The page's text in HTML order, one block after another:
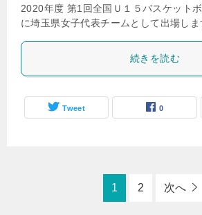
2020年度 第1回全国Ｕ１５バスケットボ
に埼玉県女子代表チームとして出場し
続きを読む
Tweet 0
1 2 次へ